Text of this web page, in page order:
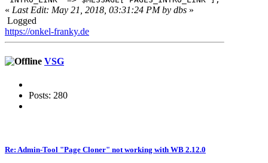
« Last Edit: May 21, 2018, 03:31:24 PM by dbs »
Logged
https://onkel-franky.de
VSG
Posts: 280
Re: Admin-Tool "Page Cloner" not working with WB 2.12.0